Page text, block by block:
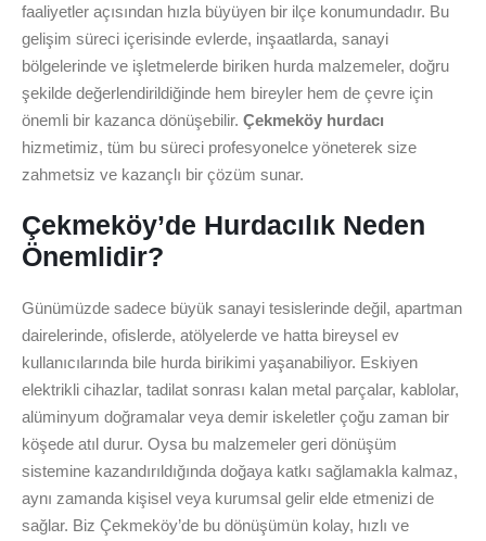
faaliyetler açısından hızla büyüyen bir ilçe konumundadır. Bu
gelişim süreci içerisinde evlerde, inşaatlarda, sanayi
bölgelerinde ve işletmelerde biriken hurda malzemeler, doğru
şekilde değerlendirildiğinde hem bireyler hem de çevre için
önemli bir kazanca dönüşebilir. Çekmeköy hurdacı
hizmetimiz, tüm bu süreci profesyonelce yöneterek size
zahmetsiz ve kazançlı bir çözüm sunar.
Çekmeköy’de Hurdacılık Neden
Önemlidir?
Günümüzde sadece büyük sanayi tesislerinde değil, apartman
dairelerinde, ofislerde, atölyelerde ve hatta bireysel ev
kullanıcılarında bile hurda birikimi yaşanabiliyor. Eskiyen
elektrikli cihazlar, tadilat sonrası kalan metal parçalar, kablolar,
alüminyum doğramalar veya demir iskeletler çoğu zaman bir
köşede atıl durur. Oysa bu malzemeler geri dönüşüm
sistemine kazandırıldığında doğaya katkı sağlamakla kalmaz,
aynı zamanda kişisel veya kurumsal gelir elde etmenizi de
sağlar. Biz Çekmeköy’de bu dönüşümün kolay, hızlı ve